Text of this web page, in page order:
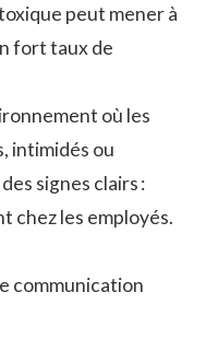
peut mener à
fort taux de
où les
intimidés ou
signes clairs :
chez les employés.
communication